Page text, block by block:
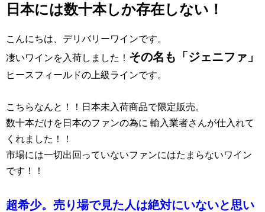
日本には数十本しか存在しない！
こんにちは、デリバリーワインです。
凄いワインを入荷しました！ その名も「 ジェニファ 」
ヒースフィールドの上級ラインです。
こちらなんと！！日本未入荷商品で限定販売。
数十本だけを日本のファンの為に 輸入業者さんが仕入れて
くれました！！
市場には一切出回っていないファンにはたまらないワイン
です！！
超希少。売り場で見た人は絶対にいないと思い